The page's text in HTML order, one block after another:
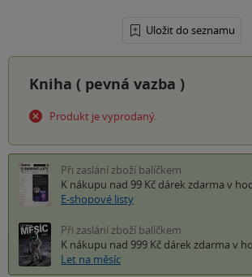
Uložit do seznamu
Kniha ( pevná vazba )
Produkt je vyprodaný.
Při zaslání zboží balíčkem
K nákupu nad 99 Kč dárek zdarma v
E-shopové listy
Při zaslání zboží balíčkem
K nákupu nad 999 Kč dárek zdarma v
Let na měsíc